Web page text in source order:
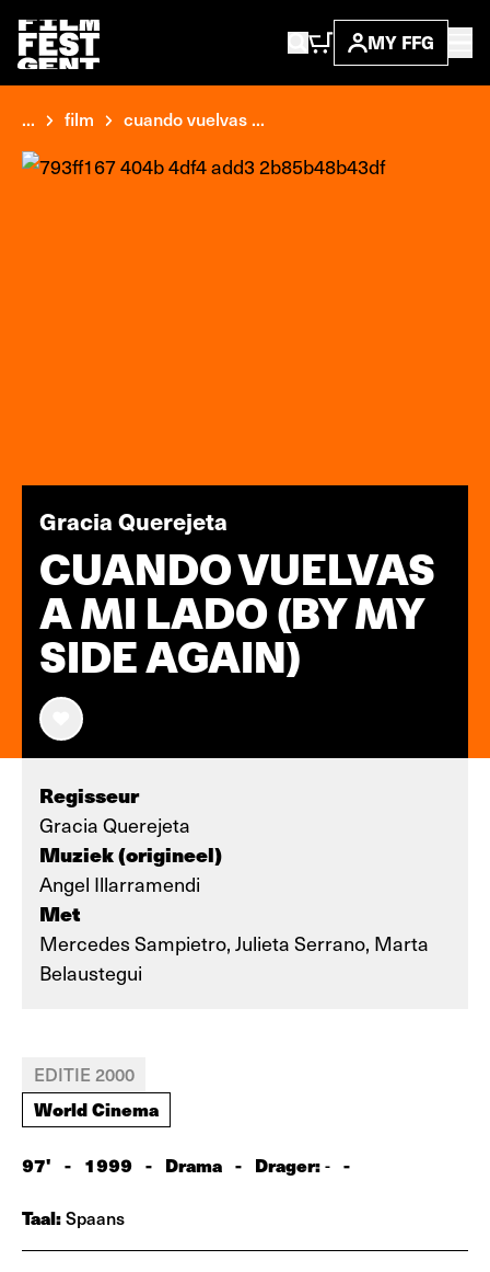
MY FFG
... film cuando vuelvas ...
Gracia Querejeta
CUANDO VUELVAS
A MI LADO (BY MY
SIDE AGAIN)
Regisseur
Gracia Querejeta
Muziek (origineel)
Angel Illarramendi
Met
Mercedes Sampietro, Julieta Serrano, Marta
Belaustegui
EDITIE 2000
World Cinema
97' - 1999 - Drama - Drager:- -
Taal:Spaans